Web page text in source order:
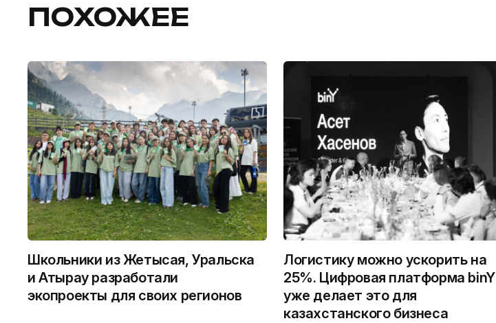
ПОХОЖЕЕ
Школьники из Жетысая, Уральска
и Атырау разработали
экопроекты для своих регионов
Логистику можно ускорить на
25%. Цифровая платформа binY
уже делает это для
казахстанского бизнеса